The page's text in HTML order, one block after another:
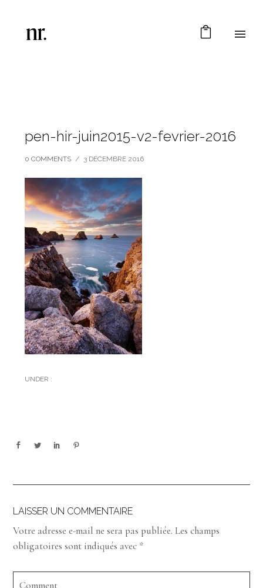
pen-hir-juin2015-v2-fevrier-2016
0 COMMENTS / 3 DÉCEMBRE 2016
UNDER :
LAISSER UN COMMENTAIRE
Votre adresse e-mail ne sera pas publiée. Les champs
obligatoires sont indiqués avec *